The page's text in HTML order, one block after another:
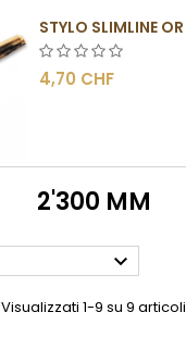
4,70 CHF
2'300 MM

Visualizzati 1-9 su 9 articoli